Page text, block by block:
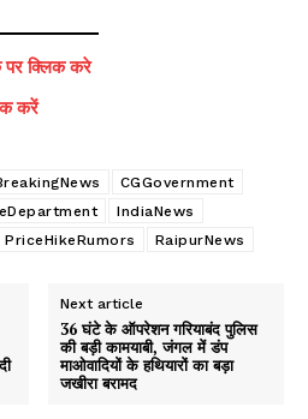
पर क्लिक करे
करें
CGGovernment
IndiaNews
PriceHikeRumors RaipurNews
Next article
36 घंटे के ऑपरेशन गरियाबंद पुलिस
की बड़ी कामयाबी, जंगल में डंप
माओवादियों के हथियारों का बड़ा
जखीरा बरामद